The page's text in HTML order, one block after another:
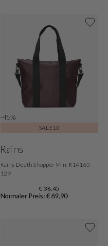
-45%
SALE10
Rains
Rains Depth Shopper Mini R14160-
129
€ 38,45
Normaler Preis: € 69,90